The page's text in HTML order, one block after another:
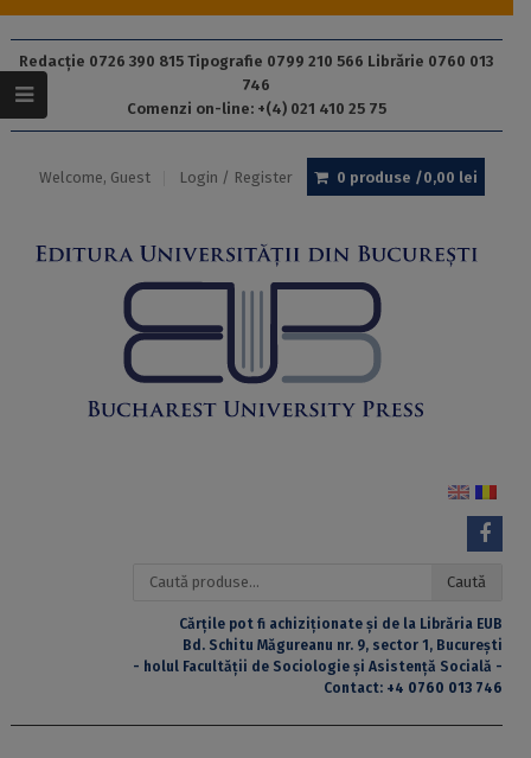
Redacție 0726 390 815 Tipografie 0799 210 566 Librărie 0760 013
746
Comenzi on-line: +(4) 021 410 25 75
Welcome, Guest Login / Register 0 produse /0,00 lei
Caută
Caută
Cărțile pot fi achiziționate și de la Librăria EUB
Bd. Schitu Măgureanu nr. 9, sector 1, București
- holul Facultății de Sociologie și Asistență Socială -
Contact: +4 0760 013 746